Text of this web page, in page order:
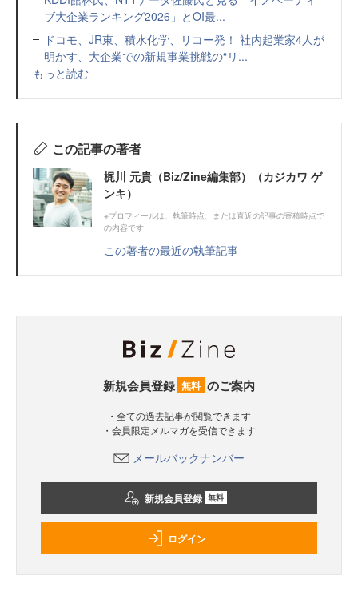
ブ大企業ランキング2026」とOI最...
ドコモ、JR東、積水化学、リコー発！ 社内起業家4人が
明かす、大企業での新規事業挑戦の“リ...
もっと読む
この記事の著者
梶川 元貴（Biz/Zine編集部）（カジカワ ゲ
ンキ）
※プロフィールは、執筆時点、または直近の記事の寄稿時点で
の内容です
この著者の最近の執筆記事
新規会員登録 無料 のご案内
・全ての過去記事が閲覧できます
・会員限定メルマガを受信できます
メールバックナンバー
新規会員登録 無料
ログイン